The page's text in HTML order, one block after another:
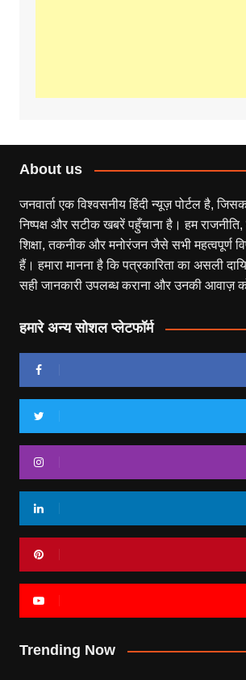
About us
जनवार्ता एक विश्वसनीय हिंदी न्यूज़ पोर्टल है,
निष्पक्ष और सटीक खबरें पहुँचाना है। हम
शिक्षा, तकनीक और मनोरंजन जैसे सभी महत्वपूर्ण
हैं। हमारा मानना है कि पत्रकारिता का असली
सही जानकारी उपलब्ध कराना और उनकी आवाज़
हमारे अन्य सोशल प्लेटफॉर्म
Trending Now